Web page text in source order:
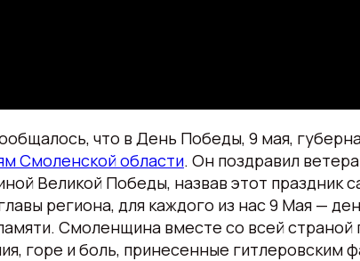
что в День Победы, 9 мая,
Смоленской области. Он поздравил
Великой Победы, назвав этот праздник
региона, для каждого из нас 9 Мая —
Смоленщина вместе со всей страной
горе и боль, принесенные гитлеровским